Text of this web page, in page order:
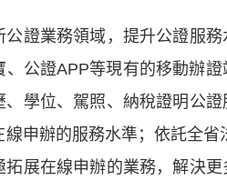
業務領域，提升公證服務
、公證APP等現有的移動辦
、學位、駕照、納稅證明公
申辦的服務水準；依託全
拓展在線申辦的業務，解決